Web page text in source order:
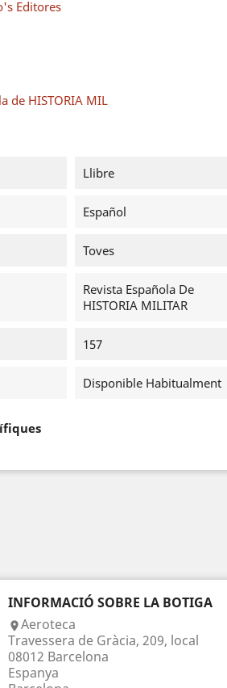
Editores
de HISTORIA MIL
Llibre
Español
Toves
Revista Española De
HISTORIA MILITAR
157
Disponible Habitualment
INFORMACIÓ SOBRE LA BOTIGA
Aeroteca
Travessera de Gràcia, 209, local
08012 Barcelona
Espanya